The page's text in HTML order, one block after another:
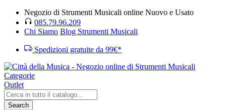
Negozio di Strumenti Musicali online Nuovo e Usato
085.79.96.209
Chi Siamo Blog Strumenti Musicali
Spedizioni gratuite da 99€*
Categorie
Outlet
Search